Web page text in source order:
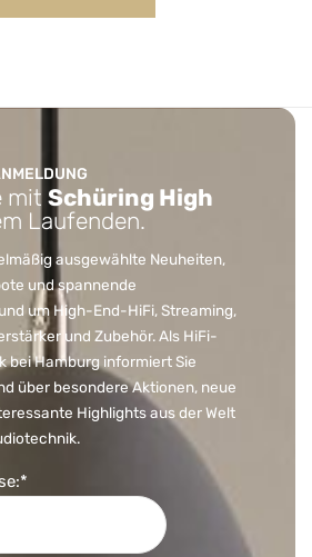
mit Schüring High
Laufenden.
ausgewählte Neuheiten,
und spannende
um High-End-HiFi, Streaming,
und Zubehör. Als HiFi-
bei Hamburg informiert Sie
über besondere Aktionen, neue
Highlights aus der Welt